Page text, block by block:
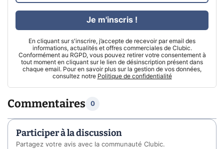
En cliquant sur s'inscrire, j’accepte de recevoir par email des
informations, actualités et offres commerciales de Clubic.
Conformément au RGPD, vous pouvez retirer votre consentement à
tout moment en cliquant sur le lien de désinscription présent dans
chaque email. Pour en savoir plus sur la gestion de vos données,
consultez notre Politique de confidentialité
Je m'inscris !
Commentaires 0
Participer à la discussion
Partagez votre avis avec la communauté Clubic.